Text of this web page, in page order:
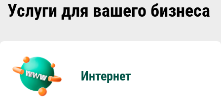
Услуги для вашего бизнеса
Интернет